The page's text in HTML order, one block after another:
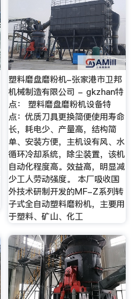
塑料磨盘磨粉机-张家港市卫邦
机械制造有限公司 - gkzhan特
点： 塑料磨盘磨粉机设备特
点：优质刀具更换简便使用寿命
长，耗电少、产量高，结构简
单、安装方便，主机设有风、水
循环冷却系统，除尘装置，该机
自动化程度高。效益高，明显减
少工人劳动强度。 本厂吸收国
外技术研制开发的MF-Z系列转
子式全自动塑料磨粉机，主要用
于塑料、矿山、化工